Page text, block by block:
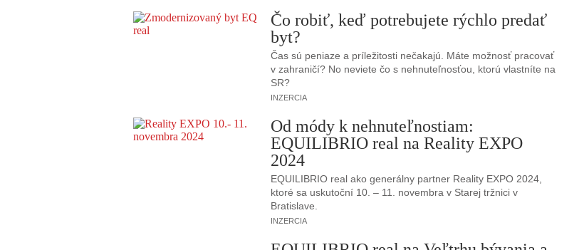
Čo robiť, keď potrebujete rýchlo predať
byt?
Čas sú peniaze a príležitosti nečakajú. Máte možnosť pracovať
v zahraničí? No neviete čo s nehnuteľnosťou, ktorú vlastníte na
SR?
INZERCIA
Od módy k nehnuteľnostiam:
EQUILIBRIO real na Reality EXPO
2024
EQUILIBRIO real ako generálny partner Reality EXPO 2024,
ktoré sa uskutoční 10. – 11. novembra v Starej tržnici v
Bratislave.
INZERCIA